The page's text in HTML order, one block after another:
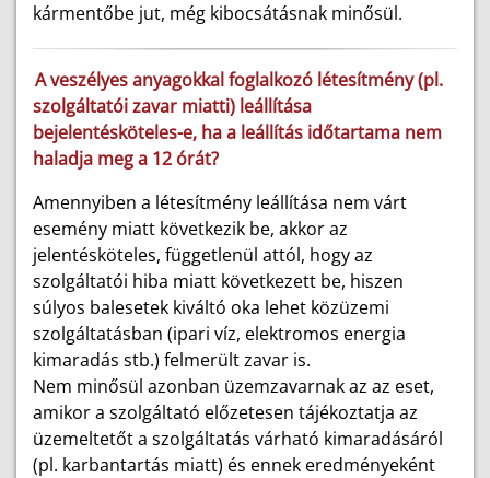
kármentőbe jut, még kibocsátásnak minősül.
A veszélyes anyagokkal foglalkozó létesítmény (pl.
szolgáltatói zavar miatti) leállítása
bejelentésköteles-e, ha a leállítás időtartama nem
haladja meg a 12 órát?
Amennyiben a létesítmény leállítása nem várt
esemény miatt következik be, akkor az
jelentésköteles, függetlenül attól, hogy az
szolgáltatói hiba miatt következett be, hiszen
súlyos balesetek kiváltó oka lehet közüzemi
szolgáltatásban (ipari víz, elektromos energia
kimaradás stb.) felmerült zavar is.
Nem minősül azonban üzemzavarnak az az eset,
amikor a szolgáltató előzetesen tájékoztatja az
üzemeltetőt a szolgáltatás várható kimaradásáról
(pl. karbantartás miatt) és ennek eredményeként